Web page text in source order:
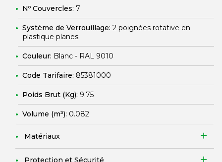
Nº Couvercles: 7
Système de Verrouillage: 2 poignées rotative en
plastique planes
Couleur: Blanc - RAL 9010
Code Tarifaire: 85381000
Poids Brut (Kg): 9.75
Volume (m³): 0.082
Matériaux
Protection et Sécurité